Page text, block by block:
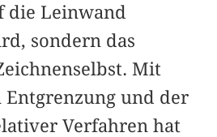
die Leinwand
sondern das
Mit
und der
Verfahren hat